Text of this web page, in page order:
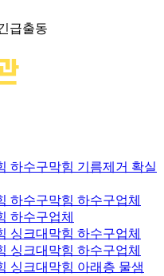
급출동
하수구막힘 기름제거 확실
하수구막힘 하수구업체
하수구업체
싱크대막힘 하수구업체
싱크대막힘 하수구업체
싱크대막힘 아래층 물샘